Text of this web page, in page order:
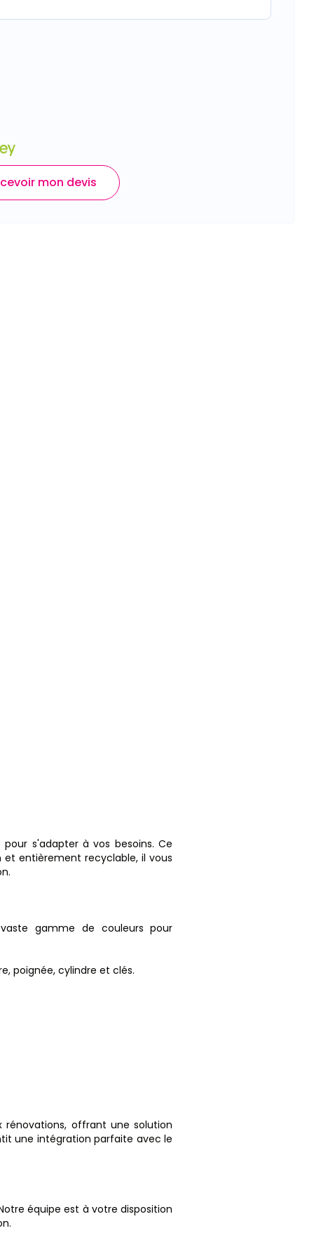
mon devis
s'adapter à vos besoins. Ce
entièrement recyclable, il vous
gamme de couleurs pour
poignée, cylindre et clés.
offrant une solution
une intégration parfaite avec le
équipe est à votre disposition